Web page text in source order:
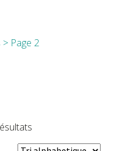
> Page 2